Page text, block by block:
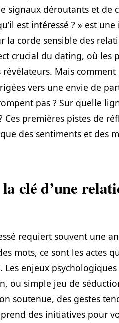
signaux déroutants et de
est intéressé ? » est
corde sensible des
crucial du dating, où les
Mais comment
vers une envie de
pas ? Sur quelle
premières pistes de
des sentiments et des
clé d’une
requiert souvent une
mots, ce sont les actes
enjeux
ou simple jeu de
soutenue, des gestes
des initiatives pour